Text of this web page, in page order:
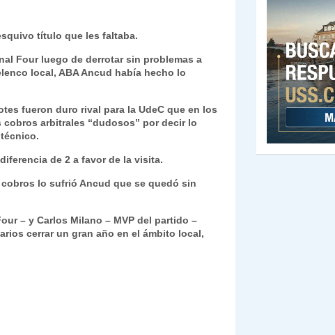
título que les faltaba.
Four luego de derrotar sin problemas a
local, ABA Ancud había hecho lo
fueron duro rival para la UdeC que en los
arbitrales “dudosos” por decir lo
de 2 a favor de la visita.
lo sufrió Ancud que se quedó sin
– y Carlos Milano – MVP del partido –
cerrar un gran año en el ámbito local,